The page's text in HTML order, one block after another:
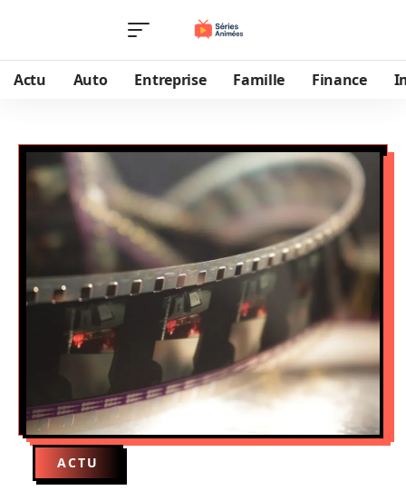
Actu Auto Entreprise Famille Finance
ACTU